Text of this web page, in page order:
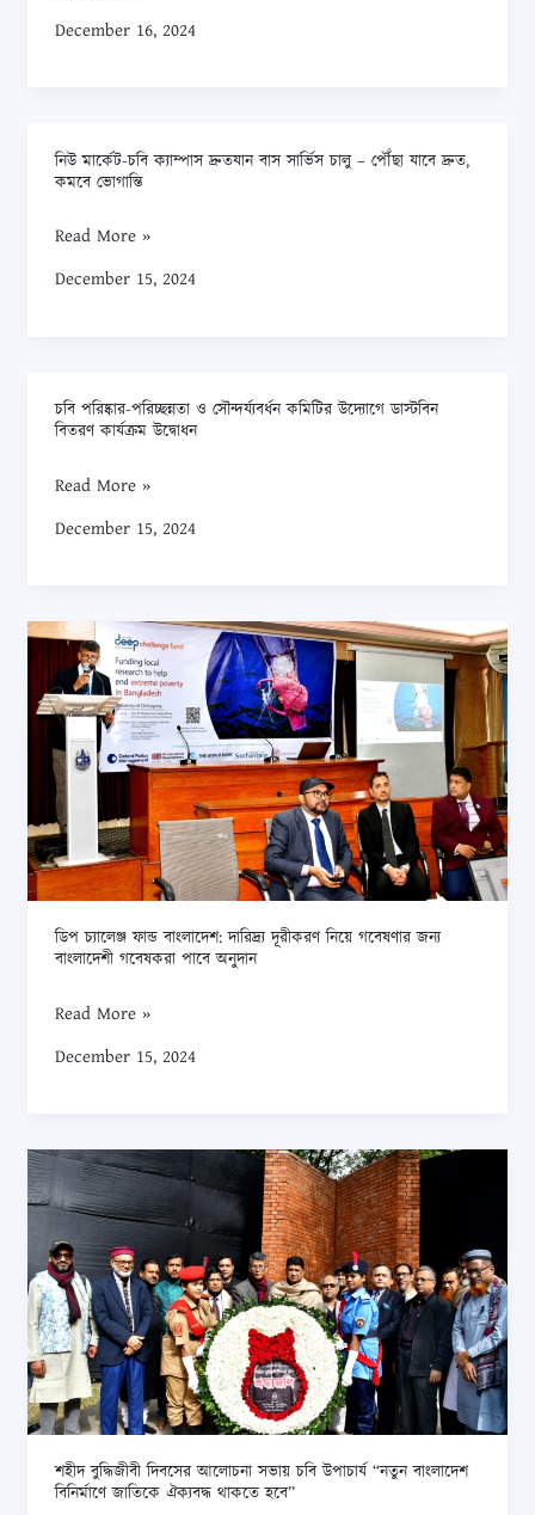
December 16, 2024
নিউ মার্কেট-চবি ক্যাম্পাস দ্রুতযান বাস সার্ভিস চালু – পৌঁছা যাবে দ্রুত,
কমবে ভোগান্তি
নিউ
চবি
–
যাবে
দ্রুত,
Read More »
December 15, 2024
চবি পরিষ্কার-পরিচ্ছন্নতা ও সৌন্দর্য্যবর্ধন কমিটির উদ্যোগে ডাস্টবিন
বিতরণ কার্যক্রম উদ্বোধন
চবি
পরিচ্ছন্নতা
সৌন্দর্য্যবর্ধন
ডাস্টবিন
বিতরণ
কার্যক্রম
উদ্বোধন
Read More »
December 15, 2024
ডিপ চ্যালেঞ্জ ফান্ড বাংলাদেশ: দারিদ্র্য দূরীকরণ নিয়ে গবেষণার জন্য
বাংলাদেশী গবেষকরা পাবে অনুদান
ডিপ
চ্যালেঞ্জ
ফান্ড
বাংলাদেশ:
দারিদ্র্য
দূরীকরণ
নিয়ে
গবেষণার
জন্য
বাংলাদেশী
গবেষকরা
অনুদান
Read More »
December 15, 2024
শহীদ বুদ্ধিজীবী দিবসের আলোচনা সভায় চবি উপাচার্য “নতুন বাংলাদেশ
বিনির্মাণে জাতিকে ঐক্যবদ্ধ থাকতে হবে”
শহীদ
বুদ্ধিজীবী
দিবসের
আলোচনা
সভায়
চবি
উপাচার্য
“নতুন
বাংলাদেশ
বিনির্মাণে
জাতিকে